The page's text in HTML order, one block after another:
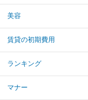
美容
賃貸の初期費用
ランキング
マナー